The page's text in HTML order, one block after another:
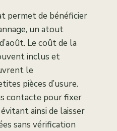
permet de bénéficier
un atout
Le coût de la
inclus et
le
pièces d’usure.
contacte pour fixer
ainsi de laisser
sans vérification